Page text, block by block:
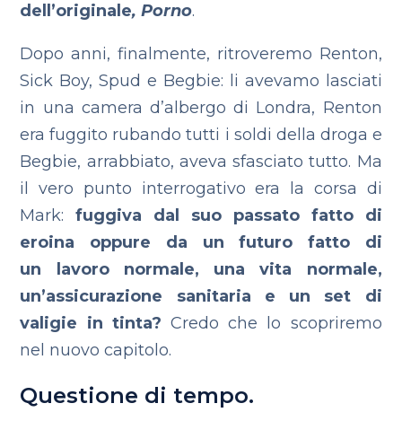
dell’originale, Porno.
Dopo anni, finalmente, ritroveremo Renton,
Sick Boy, Spud e Begbie: li avevamo lasciati
in una camera d’albergo di Londra, Renton
era fuggito rubando tutti i soldi della droga e
Begbie, arrabbiato, aveva sfasciato tutto. Ma
il vero punto interrogativo era la corsa di
Mark:fuggiva dal suo passato fatto di
eroina oppure da un futuro fatto di
un lavoro normale, una vita normale,
un’assicurazione sanitaria e un set di
valigie in tinta? Credo che lo scopriremo
nel nuovo capitolo.
Questione di tempo.